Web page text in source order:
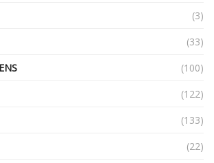
(3)
(33)
(100)
(122)
(133)
(22)